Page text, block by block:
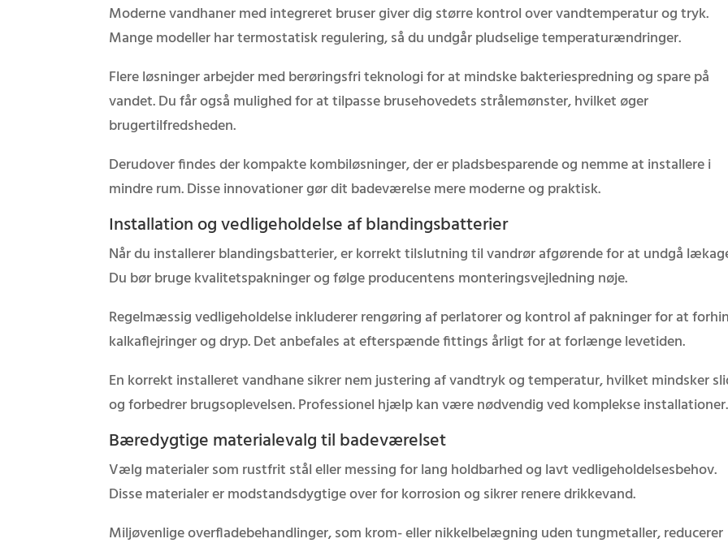
Moderne vandhaner med integreret bruser giver dig større kontrol over vandtemperatur og tryk.
Mange modeller har termostatisk regulering, så du undgår pludselige temperaturændringer.
Flere løsninger arbejder med berøringsfri teknologi for at mindske bakteriespredning og spare på
vandet. Du får også mulighed for at tilpasse brusehovedets strålemønster, hvilket øger
brugertilfredsheden.
Derudover findes der kompakte kombiløsninger, der er pladsbesparende og nemme at installere i
mindre rum. Disse innovationer gør dit badeværelse mere moderne og praktisk.
Installation og vedligeholdelse af blandingsbatterier
Når du installerer blandingsbatterier, er korrekt tilslutning til vandrør afgørende for at undgå
Du bør bruge kvalitetspakninger og følge producentens monteringsvejledning nøje.
Regelmæssig vedligeholdelse inkluderer rengøring af perlatorer og kontrol af pakninger for at
kalkaflejringer og dryp. Det anbefales at efterspænde fittings årligt for at forlænge levetiden.
En korrekt installeret vandhane sikrer nem justering af vandtryk og temperatur, hvilket mindsker
og forbedrer brugsoplevelsen. Professionel hjælp kan være nødvendig ved komplekse installationer.
Bæredygtige materialevalg til badeværelset
Vælg materialer som rustfrit stål eller messing for lang holdbarhed og lavt vedligeholdelsesbehov.
Disse materialer er modstandsdygtige over for korrosion og sikrer renere drikkevand.
Miljøvenlige overfladebehandlinger, som krom- eller nikkelbelægning uden tungmetaller, reducerer